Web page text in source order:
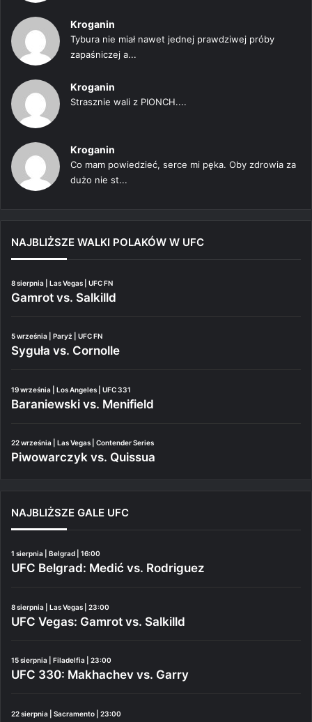
Kroganin
Tybura nie miał nawet jednej prawdziwej próby
zapaśniczej a...
Kroganin
Strasznie wali z PIONCH....
Kroganin
Co mam powiedzieć, serce mi pęka. Oby zdrowia za
dużo nie st...
NAJBLIŻSZE WALKI POLAKÓW W UFC
8 sierpnia | Las Vegas | UFC FN
Gamrot vs. Salkilld
5 września | Paryż | UFC FN
Syguła vs. Cornolle
19 września | Los Angeles | UFC 331
Baraniewski vs. Menifield
22 września | Las Vegas | Contender Series
Piwowarczyk vs. Quissua
NAJBLIŻSZE GALE UFC
1 sierpnia | Belgrad | 16:00
UFC Belgrad: Medić vs. Rodriguez
8 sierpnia | Las Vegas | 23:00
UFC Vegas: Gamrot vs. Salkilld
15 sierpnia | Filadelfia | 23:00
UFC 330: Makhachev vs. Garry
22 sierpnia | Sacramento | 23:00